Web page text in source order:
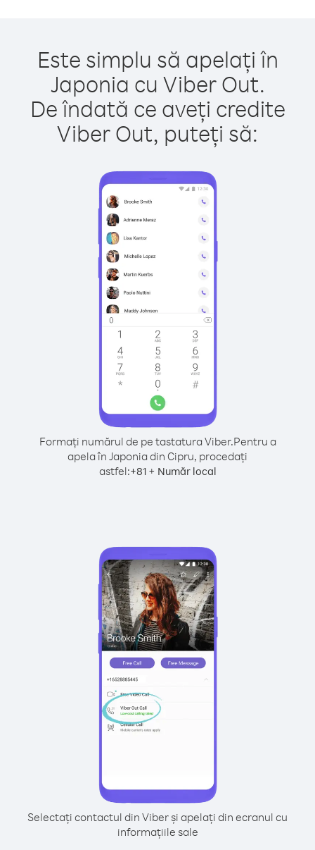
Este simplu să apelați în
Japonia cu Viber Out.
De îndată ce aveți credite
Viber Out, puteți să:
Formați numărul de pe tastatura Viber.Pentru a
apela în Japonia din Cipru, procedați
astfel:+81+ Număr local
Selectați contactul din Viber și apelați din ecranul cu
informațiile sale